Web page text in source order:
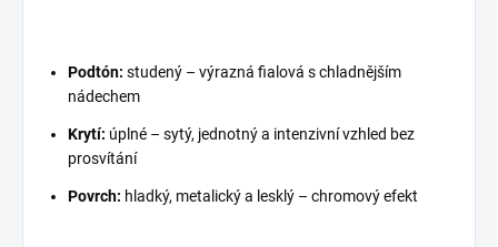
Podtón: studený – výrazná fialová s chladnějším
nádechem
Krytí: úplné – sytý, jednotný a intenzivní vzhled bez
prosvítání
Povrch: hladký, metalický a lesklý – chromový efekt